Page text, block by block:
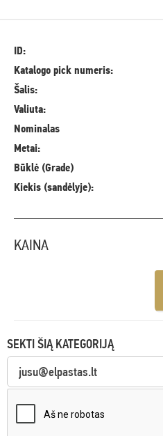
ID:
Katalogo pick numeris:
Šalis:
Valiuta:
Nominalas
Metai:
Būklė (Grade)
Kiekis (sandėlyje):
KAINA
SEKTI ŠIĄ KATEGORIJĄ